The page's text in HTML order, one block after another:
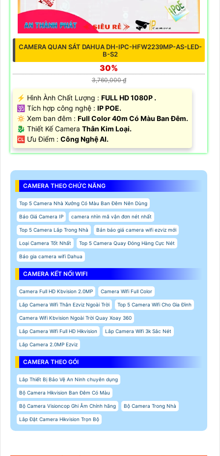
CAMERA QUAN SÁT DAHUA DH-IPC-HFW2239MP-AS-LED-
B-S2
30%
3,760,000 ₫
️⚡ Hình Ành Chất Lượng : FULL HD 1080P .
🕉️ Tích hợp công nghệ : IP POE.
🔅 Xem ban đêm : Full Color 40m Có Màu Ban Đêm.
🐉️ Thiết Kế Camera Thân Kim Loại.
️🆑 Ưu Điểm : Công Nghệ AI.
CAMERA THEO CHỨC NĂNG
Top 5 Camera Nhà Xưởng Có Màu Ban Đêm Nên Dùng
Báo Giá Camera IP camera nhìn mã vận đơn nét nhất
Top 5 Camera Lắp Trong Nhà Bản báo giá camera wifi ezviz mới
Loại Camera Tốt Nhất Top 5 Camera Quay Đóng Hàng Cực Nét
Báo gia camera wifi Dahua
CAMERA KẾT NỐI WIFI
Camera Full HD Kbvision 2.0MP Camera Wifi Full Color
Lắp Camera Wifi Thân Ezviz Ngoài Trời Top 5 Camera Wifi Cho Gia Đình
Camera Wifi Kbvision Ngoài Trời Quay Xoay 360
Lắp Camera Wifi Full HD Hikvision Lắp Camera Wifi 3k Sắc Nét
Lắp Camera 2.0MP Ezviz
CAMERA THEO GÓI
Lắp Thiết Bị Bảo Vệ An Ninh chuyên dụng
Bộ Camera Hikvision Ban Đêm Có Màu
Bộ Camera Visioncop Ghi Âm Chính hãng Bộ Camera Trong Nhà
Lắp Đặt Camera Hikvision Trọn Bộ